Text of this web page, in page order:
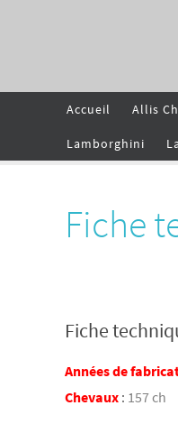
Accueil Allis
Lamborghini
Fiche
Fiche
Années de
Chevaux : 157 ch